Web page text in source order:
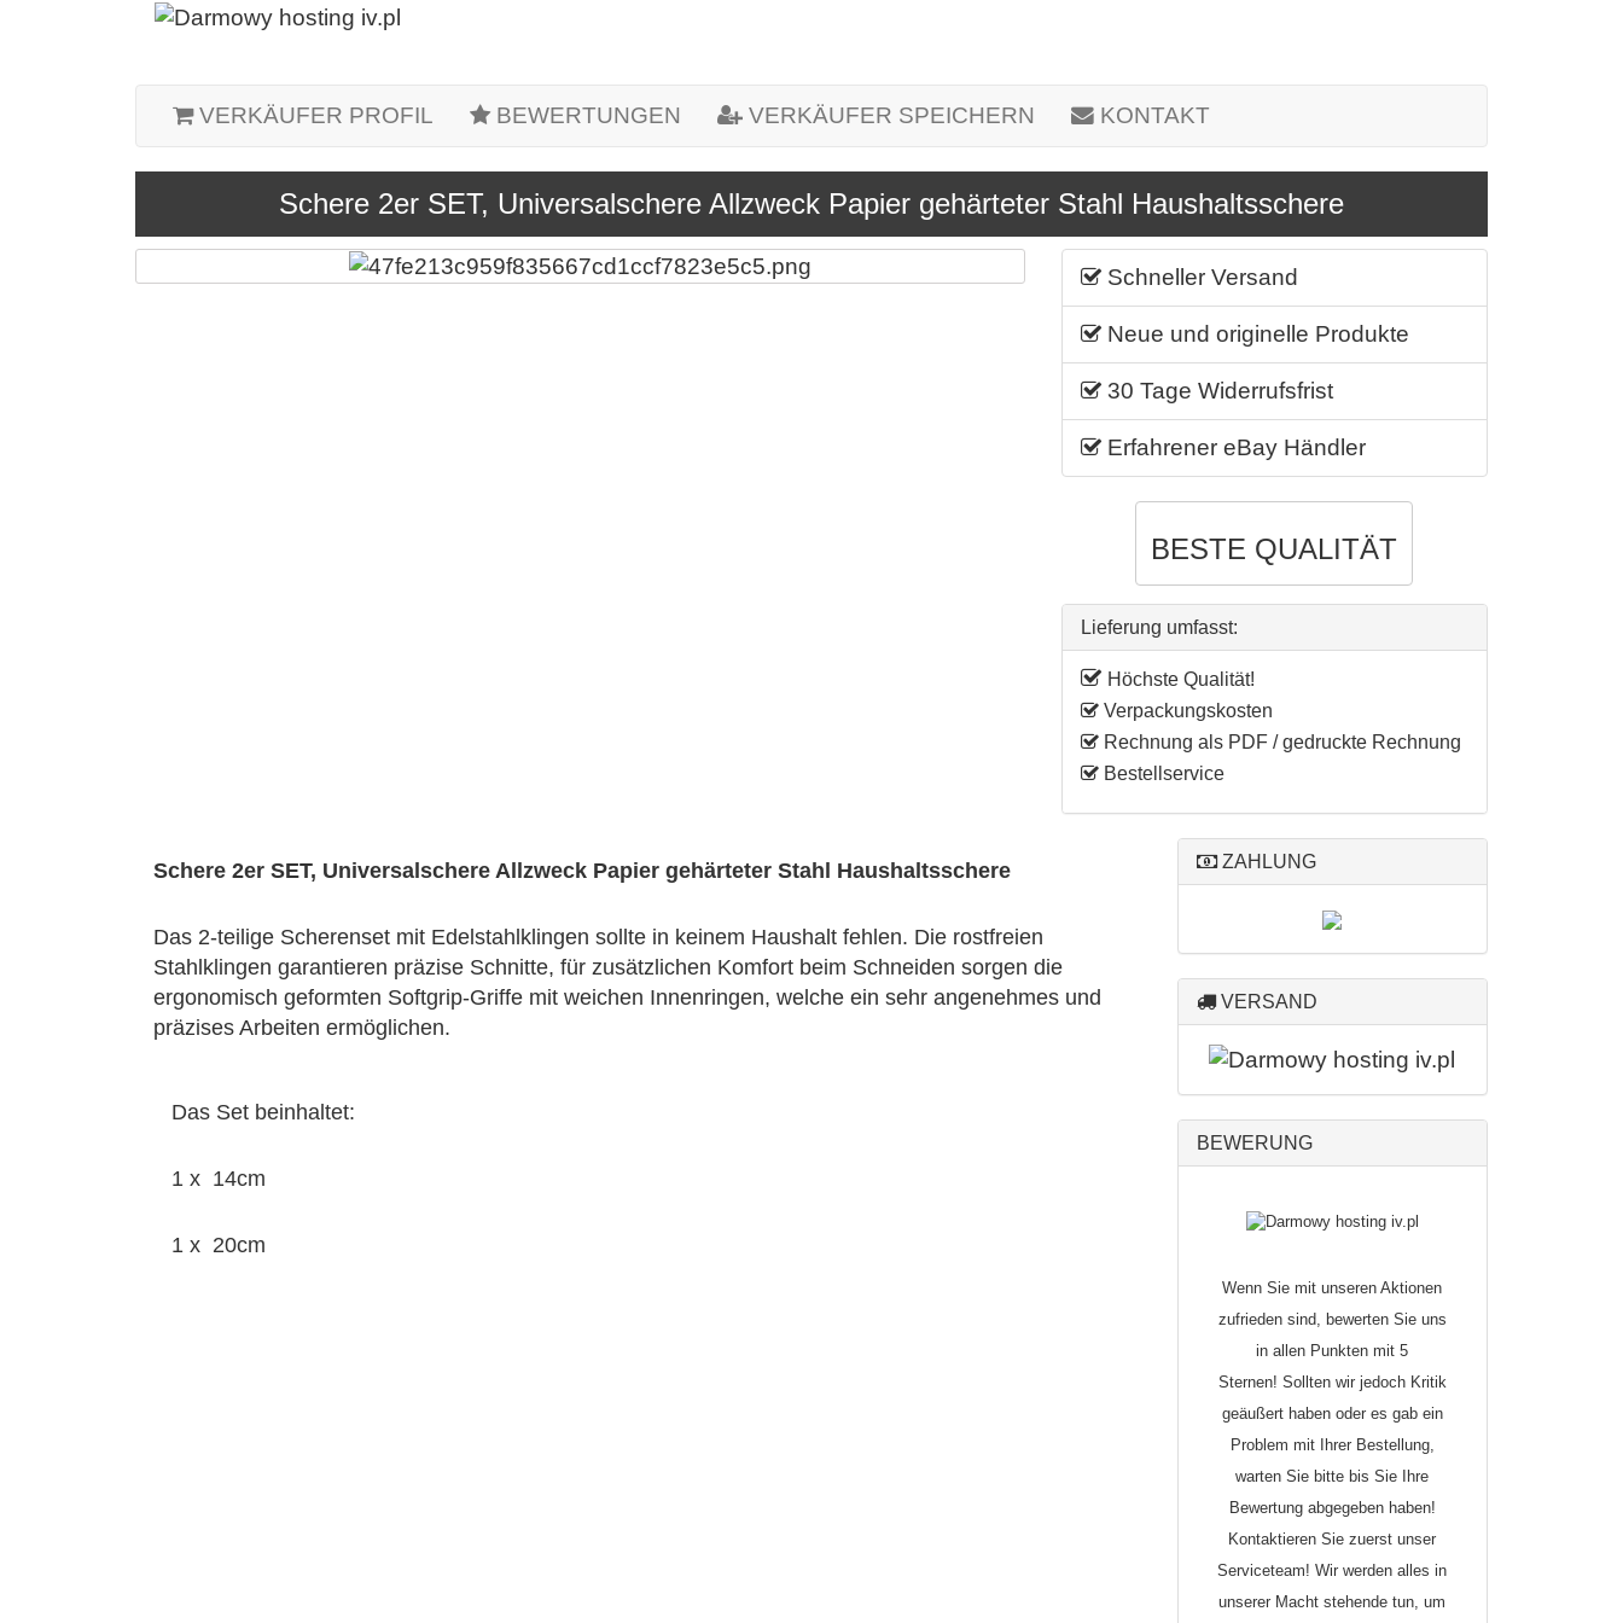
VERKÄUFER PROFIL BEWERTUNGEN VERKÄUFER SPEICHERN KONTAKT
Schere 2er SET, Universalschere Allzweck Papier gehärteter Stahl Haushaltsschere
Schneller Versand
Neue und originelle Produkte
30 Tage Widerrufsfrist
Erfahrener eBay Händler
BESTE QUALITÄT
Lieferung umfasst:
Höchste Qualität!
Verpackungskosten
Rechnung als PDF / gedruckte Rechnung
Bestellservice
Schere 2er SET, Universalschere Allzweck Papier gehärteter Stahl Haushaltsschere
Das 2-teilige Scherenset mit Edelstahlklingen sollte in keinem Haushalt fehlen. Die rostfreien
Stahlklingen garantieren präzise Schnitte, für zusätzlichen Komfort beim Schneiden sorgen die
ergonomisch geformten Softgrip-Griffe mit weichen Innenringen, welche ein sehr angenehmes und
präzises Arbeiten ermöglichen.
Das Set beinhaltet:
1 x 14cm
1 x 20cm
ZAHLUNG
VERSAND
BEWERUNG
Wenn Sie mit unseren Aktionen
zufrieden sind, bewerten Sie uns
in allen Punkten mit 5
Sternen! Sollten wir jedoch Kritik
geäußert haben oder es gab ein
Problem mit Ihrer Bestellung,
warten Sie bitte bis Sie Ihre
Bewertung abgegeben haben!
Kontaktieren Sie zuerst unser
Serviceteam! Wir werden alles in
unserer Macht stehende tun, um